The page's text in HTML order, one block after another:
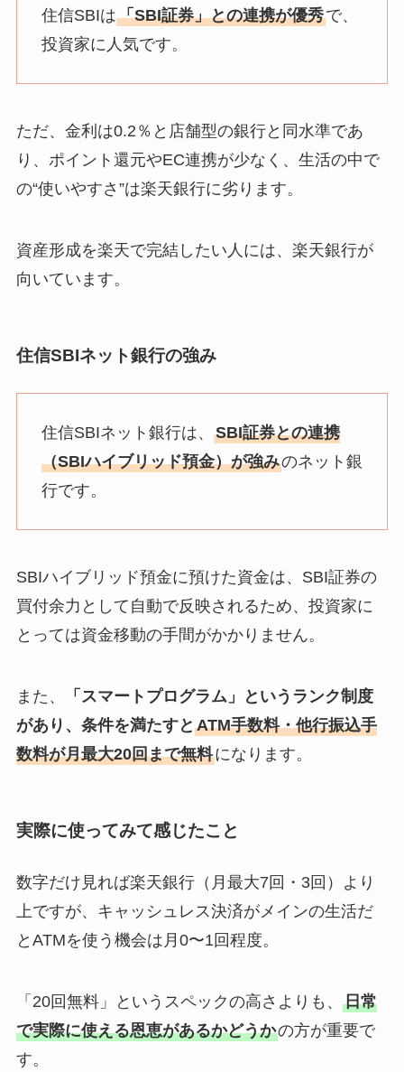
住信SBIは「SBI証券」との連携が優秀で、
投資家に人気です。
ただ、金利は0.2％と店舗型の銀行と同水準であ
り、ポイント還元やEC連携が少なく、生活の中で
の“使いやすさ”は楽天銀行に劣ります。
資産形成を楽天で完結したい人には、楽天銀行が
向いています。
住信SBIネット銀行の強み
住信SBIネット銀行は、 SBI証券との連携
（SBIハイブリッド預金）が強みのネット銀
行です。
SBIハイブリッド預金に預けた資金は、SBI証券の
買付余力として自動で反映されるため、投資家に
とっては資金移動の手間がかかりません。
また、
「スマートプログラム」というランク制度
があり、条件を満たすと ATM手数料・他行振込手
数料が月最大20回まで無料になります。
実際に使ってみて感じたこと
数字だけ見れば楽天銀行（月最大7回・3回）より
上ですが、キャッシュレス決済がメインの生活だ
とATMを使う機会は月0〜1回程度。
「20回無料」というスペックの高さよりも、 日常
で実際に使える恩恵があるかどうかの方が重要で
す。